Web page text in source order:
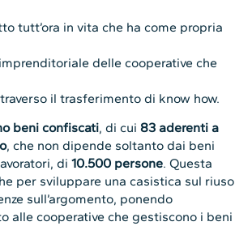
tutt’ora in vita che ha come propria
delle cooperative che
il trasferimento di know how.
beni confiscati, di cui83 aderenti a
, che non dipende soltanto dai beni
di10.500 persone. Questa
per sviluppare una casistica sul riuso
sull’argomento, ponendo
alle cooperative che gestiscono i beni